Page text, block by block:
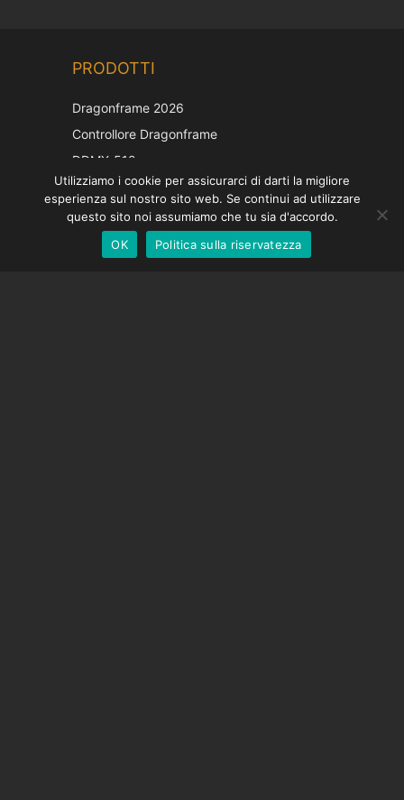
PRODOTTI
Dragonframe 2026
Controllore Dragonframe
DDMX-512
DMC-32
Cappuccio di correzione EOS LV
Utilizziamo i cookie per assicurarci di darti la migliore
esperienza sul nostro sito web. Se continui ad utilizzare
questo sito noi assumiamo che tu sia d'accordo.
OK
Politica sulla riservatezzaItalian
English
German